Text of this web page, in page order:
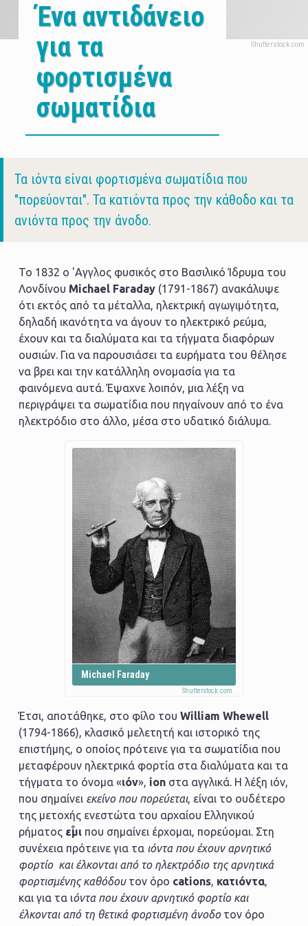
Ένα αντιδάνειο
για τα
φορτισμένα
σωματίδια
Τα ιόντα είναι φορτισμένα σωματίδια που
"πορεύονται". Τα κατιόντα προς την κάθοδο και τα
ανιόντα προς την άνοδο.
Το 1832 ο 'Αγγλος φυσικός στο Βασιλικό Ίδρυμα του
Λονδίνου Michael Faraday(1791-1867) ανακάλυψε
ότι εκτός από τα μέταλλα, ηλεκτρική αγωγιμότητα,
δηλαδή ικανότητα να άγουν το ηλεκτρικό ρεύμα,
έχουν και τα διαλύματα και τα τήγματα διαφόρων
ουσιών. Για να παρουσιάσει τα ευρήματα του θέλησε
να βρει και την κατάλληλη ονομασία για τα
φαινόμενα αυτά. Έψαχνε λοιπόν, μια λέξη να
περιγράψει τα σωματίδια που πηγαίνουν από το ένα
ηλεκτρόδιο στο άλλο, μέσα στο υδατικό διάλυμα.
Michael Faraday
Έτσι, αποτάθηκε, στο φίλο του William Whewell
(1794-1866), κλασικό μελετητή και ιστορικό της
επιστήμης, ο οποίος πρότεινε για τα σωματίδια που
μεταφέρουν ηλεκτρικά φορτία στα διαλύματα και τα
τήγματα το όνομα «ιόν», ion στα αγγλικά. Η λέξη ιόν,
που σημαίνει εκείνο που πορεύεται, είναι το ουδέτερο
της μετοχής ενεστώτα του αρχαίου Ελληνικού
ρήματος εἶμι που σημαίνει έρχομαι, πορεύομαι. Στη
συνέχεια πρότεινε για τα ιόντα που έχουν αρνητικό
φορτίο και έλκονται από το ηλεκτρόδιο της αρνητικά
φορτισμένης καθόδου τον όρο cations, κατιόντα,
και για τα ιόντα που έχουν αρνητικό φορτίο και
έλκονται από τη θετικά φορτισμένη άνοδοτον όρο